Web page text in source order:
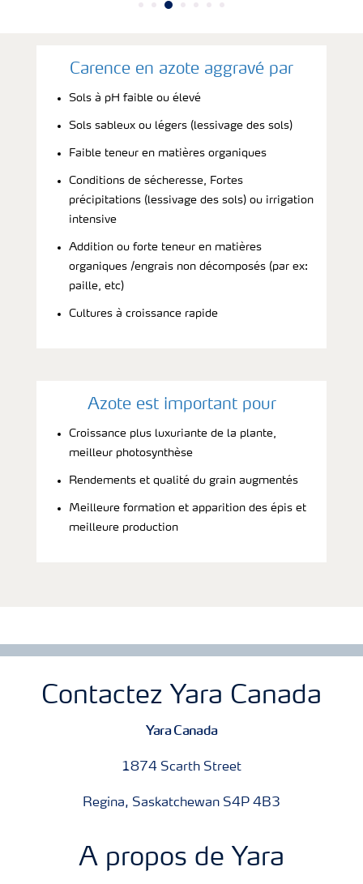
Carence en azote aggravé par
Sols à pH faible ou élevé
Sols sableux ou légers (lessivage des sols)
Faible teneur en matières organiques
Conditions de sécheresse, Fortes
précipitations (lessivage des sols) ou irrigation
intensive
Addition ou forte teneur en matières
organiques /engrais non décomposés (par ex:
paille, etc)
Cultures à croissance rapide
Azote est important pour
Croissance plus luxuriante de la plante,
meilleur photosynthèse
Rendements et qualité du grain augmentés
Meilleure formation et apparition des épis et
meilleure production
Contactez Yara Canada
Yara Canada
1874 Scarth Street
Regina, Saskatchewan S4P 4B3
A propos de Yara